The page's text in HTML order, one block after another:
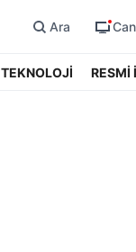
Ara
TEKNOLOJİ RESMİ